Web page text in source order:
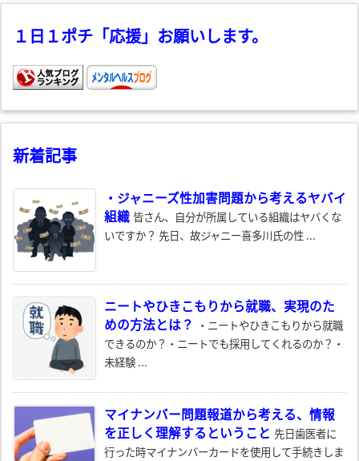
１日１ポチ「応援」お願いします。
新着記事
・ジャニーズ性加害問題から考えるヤバイ
組織 皆さん、自分が所属している組織はヤバくな
いですか？ 先日、故ジャニー喜多川氏の性 ...
ニートやひきこもりから就職、実現のた
めの方法とは？ ・ニートやひきこもりから就職
できるのか？・ニートでも採用してくれるのか？・
未経験 ...
マイナンバー問題報道から考える、情報
を正しく理解するということ 先日歯医者に
行った時マイナンバーカードを使用して手続きしま